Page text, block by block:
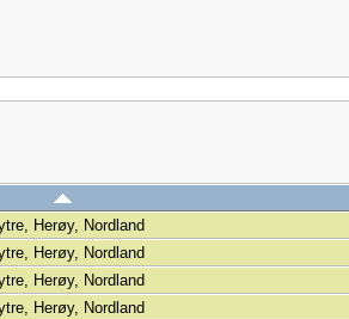
Herøy, Nordland
Herøy, Nordland
Herøy, Nordland
Herøy, Nordland